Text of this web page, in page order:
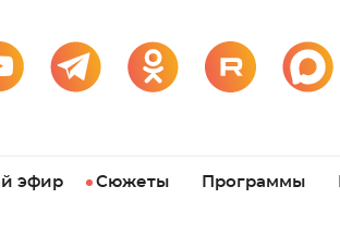
эфир Сюжеты Программы